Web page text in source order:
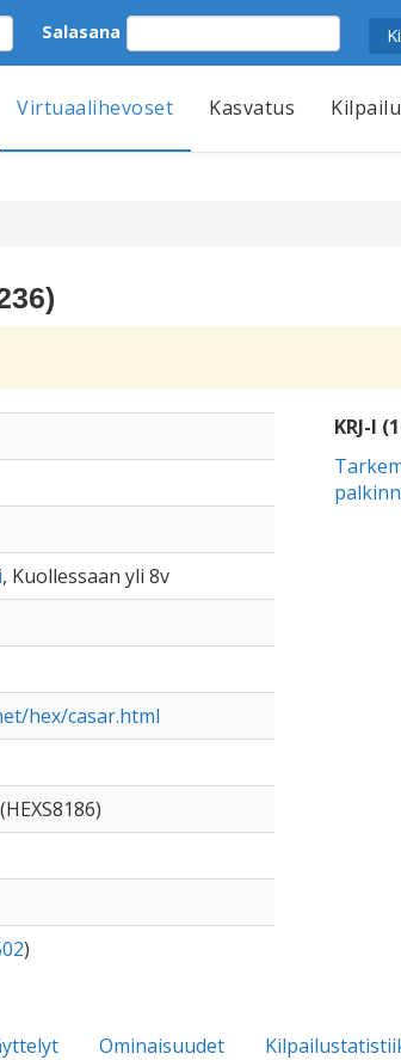
Salasana
Virtuaalihevoset Kasvatus
, Kuollessaan yli 8v
hex/casar.html
(HEXS8186)
)
KRJ-I
Ominaisuudet